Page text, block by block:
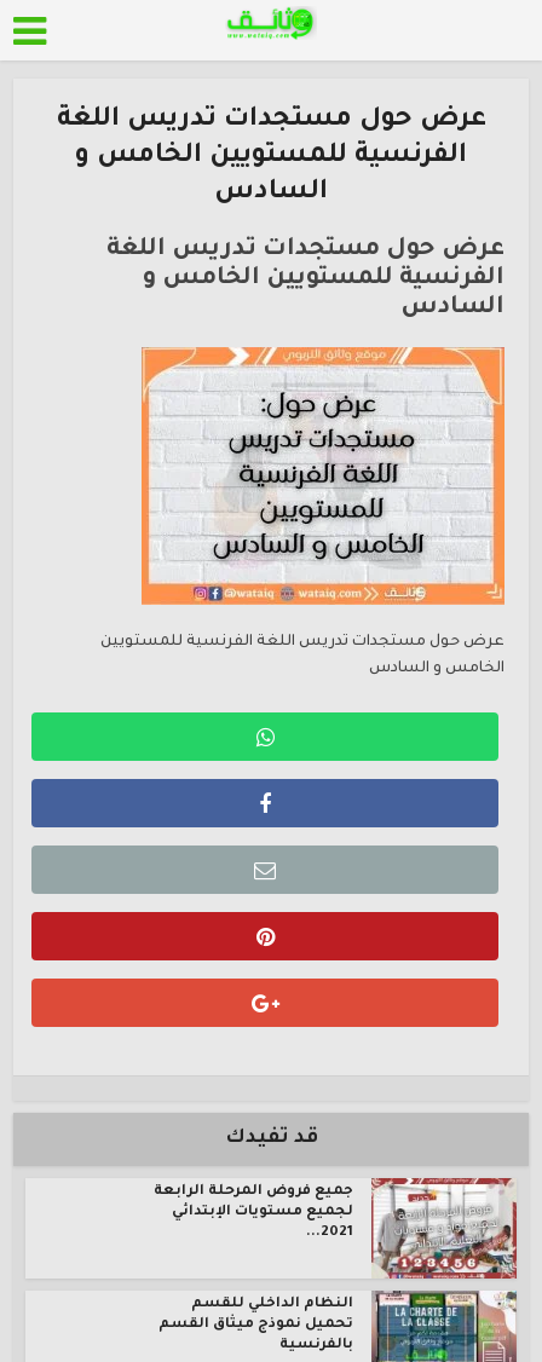
عرض حول مستجدات تدريس اللغة
الفرنسية للمستويين الخامس و
السادس
عرض حول مستجدات تدريس اللغة
الفرنسية للمستويين الخامس و
السادس
عرض حول مستجدات تدريس اللغة الفرنسية للمستويين
الخامس و السادس
قد تفيدك
جميع فروض المرحلة الرابعة
لجميع مستويات الإبتدائي
2021...
النظام الداخلي للقسم
تحميل نموذج ميثاق القسم
بالفرنسية